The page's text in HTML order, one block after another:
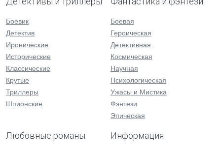
Боевик
Детектив
Иронические
Исторические
Классические
Крутые
Триллеры
Шпионские
Боевая
Героическая
Детективная
Космическая
Научная
Психологическая
Ужасы и Мистика
Фэнтези
Эпическая
Любовные романы Информация